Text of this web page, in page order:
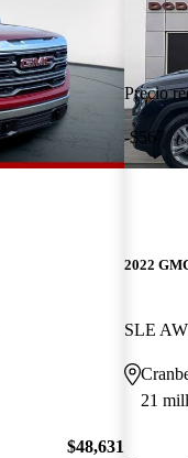
$48,631
Precio
-$567
2022
SLE
21